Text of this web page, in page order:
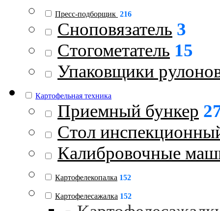
Пресс-подборщик 216
Сноповязатель 3
Стогометатель 15
Упаковщики
Картофельная техника
Приемный бункер
Стол
Калибровочные
Картофелекопалка 152
Картофелесажалка 152